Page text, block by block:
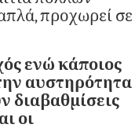
προχωρεί σε
ενώ κάποιος
αυστηρότητα
διαβαθμίσεις
οι